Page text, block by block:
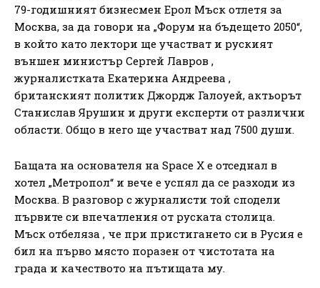
79-годишният бизнесмен Ерол Мъск отлетя за
Москва, за да говори на „Форум на бъдещето 2050“,
в който като лектори ще участват и руският
външен министър Сергей Лавров ,
журналистката Екатерина Андреева ,
британският политик Джордж Галоуей, актьорът
Станислав Ярушин и други експерти от различни
области. Общо в него ще участват над 7500 души.
Бащата на основателя на Space X е отседнал в
хотел „Метропол“ и вече е успял да се разходи из
Москва. В разговор с журналисти той сподели
първите си впечатления от руската столица.
Мъск отбеляза , че при пристигането си в Русия е
бил на първо място поразен от чистотата на
града и качеството на пътищата му.